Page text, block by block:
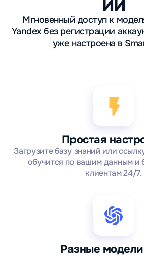
ИИ
Мгновенный доступ к
Yandex без регистрации
уже настроена в
Простая
Загрузите базу знаний или
обучится по вашим данным и
клиентам 24/7.
Разные модели